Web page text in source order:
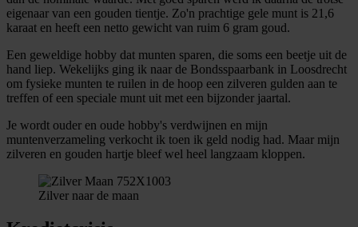
eigenaar van een gouden tientje. Zo'n prachtige gele munt is 21,6
karaat en heeft een netto gewicht van ruim 6 gram goud.
Een geweldige hobby dat munten sparen, die soms een beetje uit de
hand liep. Wekelijks ging ik naar de Bondsspaarbank in Loosdrecht
om fysieke munten te ruilen in de hoop een zilveren gulden aan te
treffen of een speciale munt uit met een bijzonder jaartal.
Je wordt ouder en oude hobby's verdwijnen en mijn
muntenverzameling verkocht ik toen ik geld nodig had. Maar mijn
zilveren en gouden hartje bleef wel heel langzaam kloppen.
Zilver naar de maan